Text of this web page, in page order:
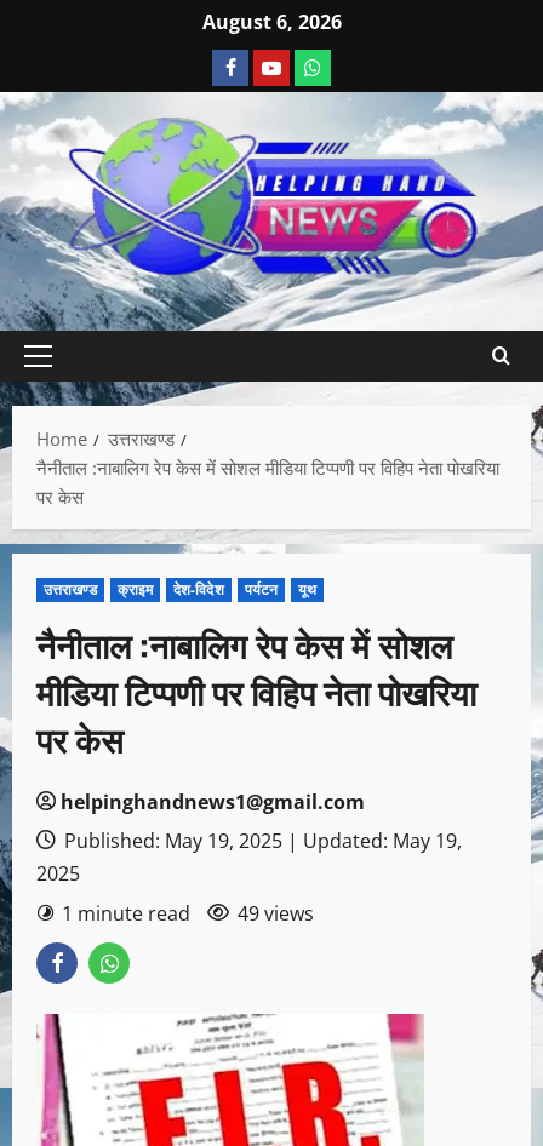
August 6, 2026
Home
उत्तराखण्ड
नैनीताल :नाबालिग रेप केस में सोशल मीडिया टिप्पणी पर विहिप नेता पोखरिया
पर केस
उत्तराखण्ड क्राइम देश-विदेश पर्यटन यूथ
नैनीताल :नाबालिग रेप केस में सोशल
मीडिया टिप्पणी पर विहिप नेता पोखरिया
पर केस
helpinghandnews1@gmail.com
Published: May 19, 2025 | Updated: May 19,
2025
1 minute read
49 views